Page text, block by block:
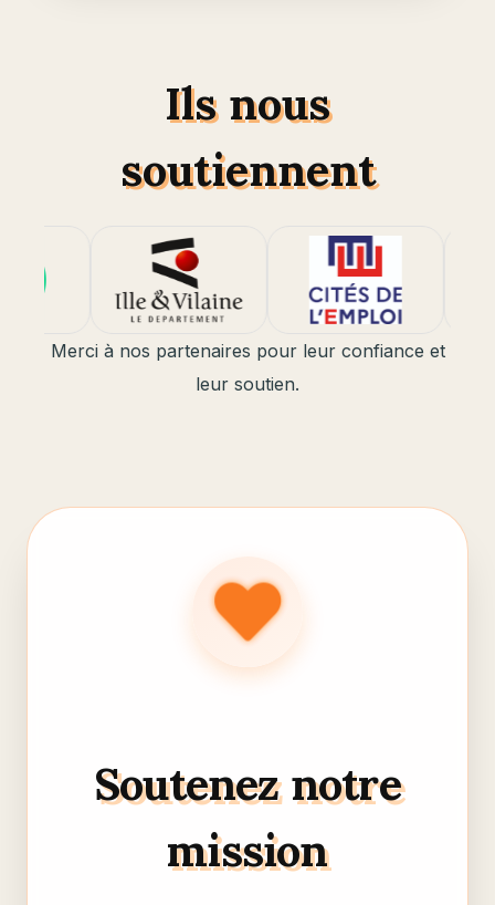
Ils nous
soutiennent
Merci à nos partenaires pour leur confiance et
leur soutien.
Soutenez notre
mission